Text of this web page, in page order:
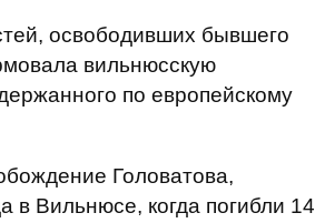
освободивших бывшего
вильнюсскую
по европейскому
Головатова,
в Вильнюсе, когда погибли 14